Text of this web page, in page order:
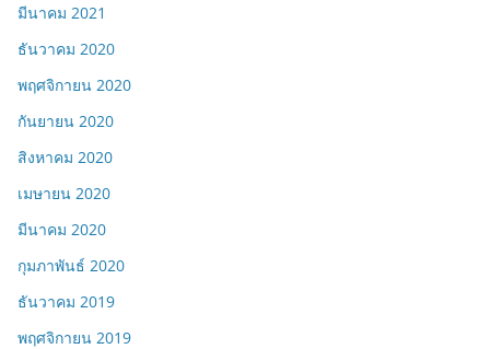
มีนาคม 2021
ธันวาคม 2020
พฤศจิกายน 2020
กันยายน 2020
สิงหาคม 2020
เมษายน 2020
มีนาคม 2020
กุมภาพันธ์ 2020
ธันวาคม 2019
พฤศจิกายน 2019